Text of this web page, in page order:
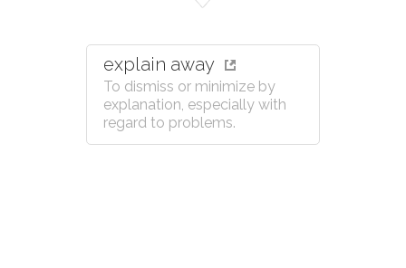
explain away
To dismiss or minimize by
explanation, especially with
regard to problems.